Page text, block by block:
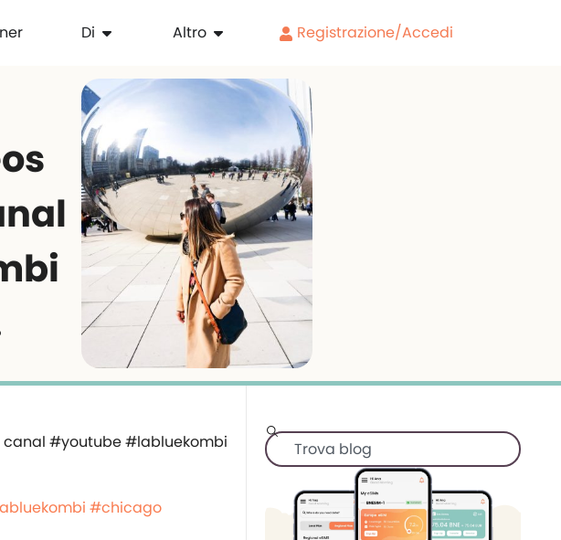
Di Altro Registrazione/Accedi
#chicago